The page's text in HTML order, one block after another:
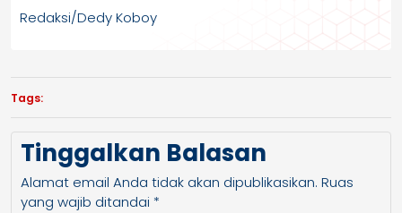
Redaksi/Dedy Koboy
Tags:
Tinggalkan Balasan
Alamat email Anda tidak akan dipublikasikan. Ruas
yang wajib ditandai *